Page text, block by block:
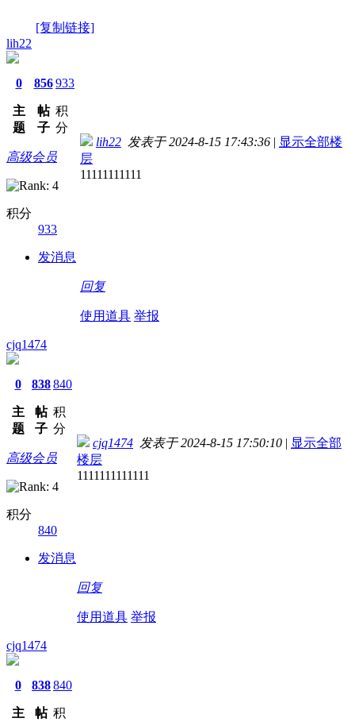
[复制链接]
lih22
0
主
题
856
帖
子
933
积
分
高级会员
积分
933
发消息
lih22 发表于 2024-8-15 17:43:36 | 显示全部楼
层
11111111111
回复
使用道具 举报
cjq1474
0
主
题
838
帖
子
840
积
分
高级会员
积分
840
发消息
cjq1474 发表于 2024-8-15 17:50:10 | 显示全部
楼层
1111111111111
回复
使用道具 举报
cjq1474
0
主
838
帖
840
积